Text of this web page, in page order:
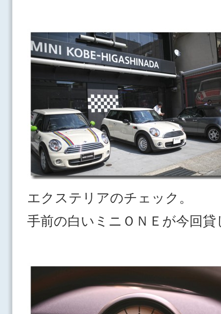
エクステリアのチェック。
手前の白いミニＯＮＥが今回